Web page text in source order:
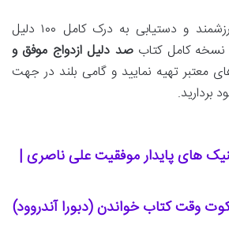
برای شروع این سفر ارزشمند و دستیابی به درک کامل ۱۰۰ دلیل
نسخه کامل کتابصد دلیل ازدواج موفق و
معتبر تهیه نمایید و گامی بلند در جهت
های پایدار موفقیت علی ناصری |
وقت کتاب خواندن (دبورا آندروود)